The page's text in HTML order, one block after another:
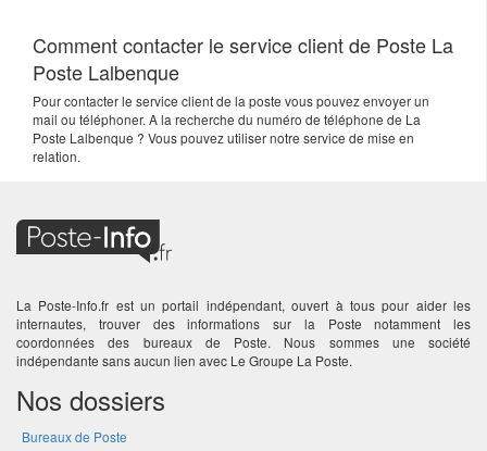
Comment contacter le service client de Poste La
Poste Lalbenque
Pour contacter le service client de la poste vous pouvez envoyer un
mail ou téléphoner. A la recherche du numéro de téléphone de La
Poste Lalbenque ? Vous pouvez utiliser notre service de mise en
relation.
La Poste-Info.fr est un portail indépendant, ouvert à tous pour aider les
internautes, trouver des informations sur la Poste notamment les
coordonnées des bureaux de Poste. Nous sommes une société
indépendante sans aucun lien avec Le Groupe La Poste.
Nos dossiers
Bureaux de Poste